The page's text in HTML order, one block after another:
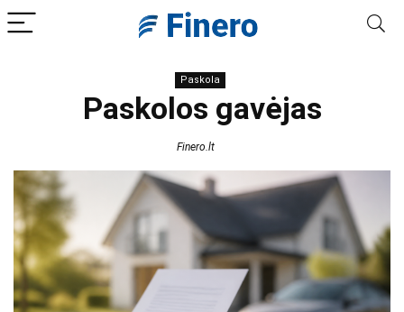
Paskola
Paskolos gavėjas
Finero.lt